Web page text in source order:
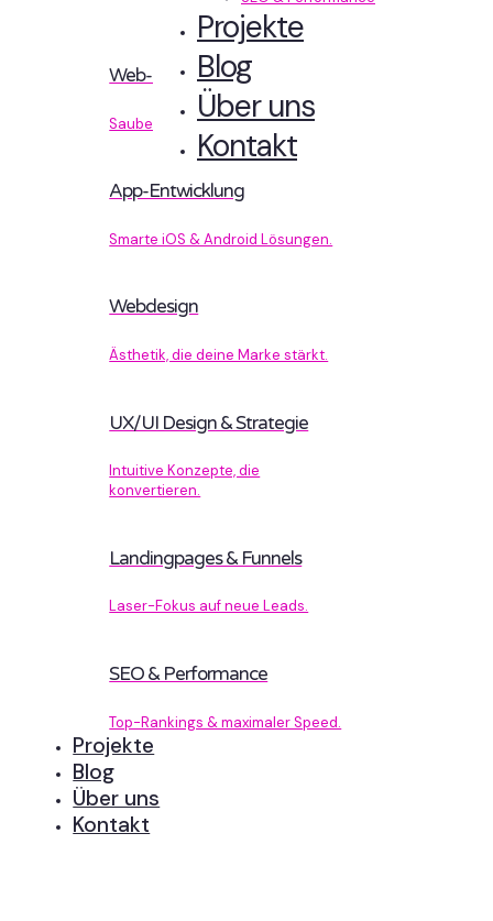
Projekte
Blog
Über uns
Kontakt
Web-Entwicklung
Sauberer Code, der performt.
App-Entwicklung
Smarte iOS & Android Lösungen.
Webdesign
Ästhetik, die deine Marke stärkt.
UX/UI Design & Strategie
Intuitive Konzepte, die
konvertieren.
Landingpages & Funnels
Laser-Fokus auf neue Leads.
SEO & Performance
Top-Rankings & maximaler Speed.
Projekte
Blog
Über uns
Kontakt